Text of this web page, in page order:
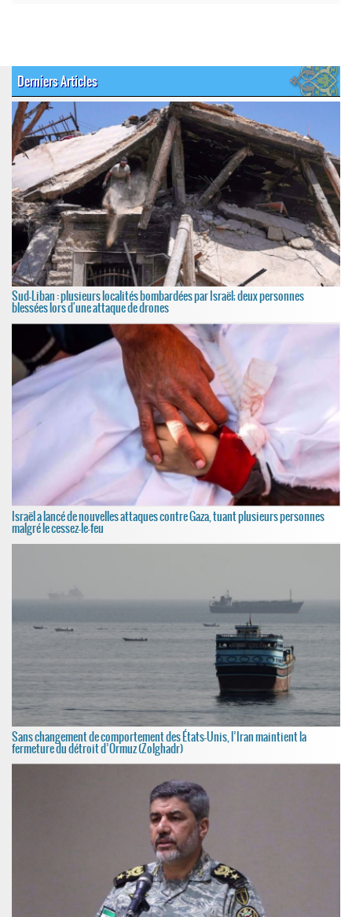
Derniers Articles
Sud-Liban : plusieurs localités bombardées par Israël; deux personnes
blessées lors d'une attaque de drones
Israël a lancé de nouvelles attaques contre Gaza, tuant plusieurs personnes
malgré le cessez-le-feu
Sans changement de comportement des États-Unis, l’Iran maintient la
fermeture du détroit d’Ormuz (Zolghadr)